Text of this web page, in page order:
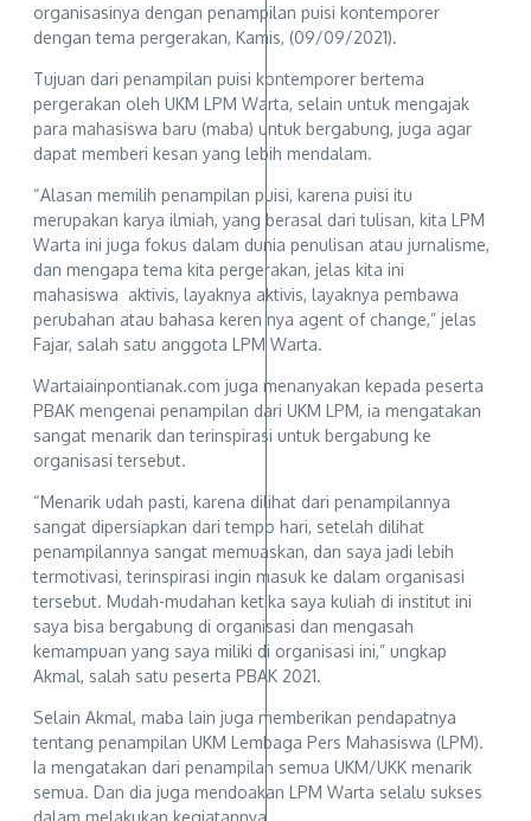
organisasinya dengan penampilan puisi kontemporer
dengan tema pergerakan, Kamis, (09/09/2021).
Tujuan dari penampilan puisi kontemporer bertema
pergerakan oleh UKM LPM Warta, selain untuk mengajak
para mahasiswa baru (maba) untuk bergabung, juga agar
dapat memberi kesan yang lebih mendalam.
“Alasan memilih penampilan puisi, karena puisi itu
merupakan karya ilmiah, yang berasal dari tulisan, kita LPM
Warta ini juga fokus dalam dunia penulisan atau jurnalisme,
dan mengapa tema kita pergerakan, jelas kita ini
mahasiswa aktivis, layaknya aktivis, layaknya pembawa
perubahan atau bahasa keren nya agent of change,” jelas
Fajar, salah satu anggota LPM Warta.
Wartaiainpontianak.com juga menanyakan kepada peserta
PBAK mengenai penampilan dari UKM LPM, ia mengatakan
sangat menarik dan terinspirasi untuk bergabung ke
organisasi tersebut.
“Menarik udah pasti, karena dilihat dari penampilannya
sangat dipersiapkan dari tempo hari, setelah dilihat
penampilannya sangat memuaskan, dan saya jadi lebih
termotivasi, terinspirasi ingin masuk ke dalam organisasi
tersebut. Mudah-mudahan ketika saya kuliah di institut ini
saya bisa bergabung di organisasi dan mengasah
kemampuan yang saya miliki di organisasi ini,” ungkap
Akmal, salah satu peserta PBAK 2021.
Selain Akmal, maba lain juga memberikan pendapatnya
tentang penampilan UKM Lembaga Pers Mahasiswa (LPM).
Ia mengatakan dari penampilan semua UKM/UKK menarik
semua. Dan dia juga mendoakan LPM Warta selalu sukses